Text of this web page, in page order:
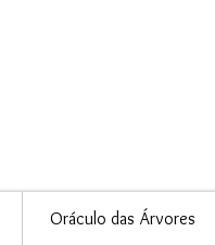
Oráculo das Árvores